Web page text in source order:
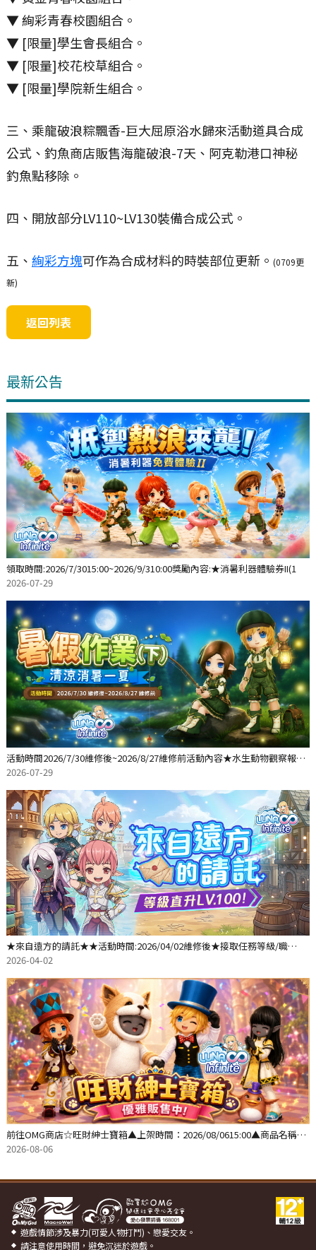
▼ 絢彩青春校園組合。
▼ [限量]學生會長組合。
▼ [限量]校花校草組合。
▼ [限量]學院新生組合。
三、乘龍破浪粽飄香-巨大屈原浴水歸來活動道具合成
公式、釣魚商店販售海龍破浪-7天、阿克勒港口神秘
釣魚點移除。
四、開放部分LV110~LV130裝備合成公式。
五、 絢彩方塊可作為合成材料的時裝部位更新。 (0709更
新)
返回列表
最新公告
領取時間:2026/7/3015:00~2026/9/310:00獎勵內容:★消暑利器體驗券II(1
2026-07-29
活動時間2026/7/30維修後~2026/8/27維修前活動內容★水生動物觀察報告
散頁活動期間內在
2026-07-29
★來自遠方的請託★★活動時間:2026/04/02維修後★接取任務等級/職
業: △【人精 精靈】
2026-04-02
前往OMG商店☆旺財紳士寶箱▲上架時間：2026/08/0615:00▲商品名稱：
旺財紳士寶箱1個-
2026-08-06
遊戲情節涉及暴力(可愛人物打鬥)、戀愛交友。
請注意使用時間，避免沉迷於遊戲。